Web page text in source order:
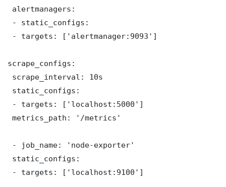
alertmanagers:
- static_configs:
- targets: ['alertmanager:9093']
scrape_configs:
scrape_interval: 10s
static_configs:
- targets: ['localhost:5000']
metrics_path: '/metrics'
- job_name: 'node-exporter'
static_configs:
- targets: ['localhost:9100']